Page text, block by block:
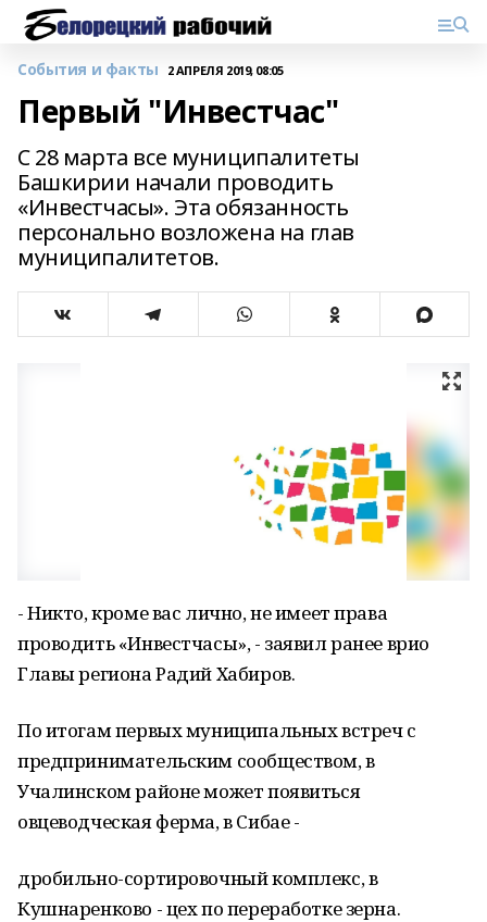
События и факты 2 АПРЕЛЯ 2019, 08:05
Первый "Инвестчас"
С 28 марта все муниципалитеты
Башкирии начали проводить
«Инвестчасы». Эта обязанность
персонально возложена на глав
муниципалитетов.
- Никто, кроме вас лично, не имеет права
проводить «Инвестчасы», - заявил ранее врио
Главы региона Радий Хабиров.
По итогам первых муниципальных встреч с
предпринимательским сообществом, в
Учалинском районе может появиться
овцеводческая ферма, в Сибае -
дробильно-сортировочный комплекс, в
Кушнаренково - цех по переработке зерна.